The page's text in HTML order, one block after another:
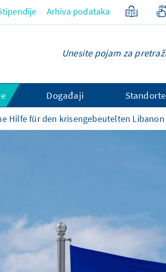
Arhiva podataka
Događaji Standorte
Hilfe für den krisengebeutelten Libanon